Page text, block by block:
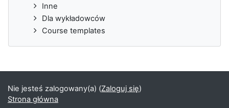
Inne
Dla wykładowców
Course templates
Nie jesteś zalogowany(a) (Zaloguj się)
Strona główna